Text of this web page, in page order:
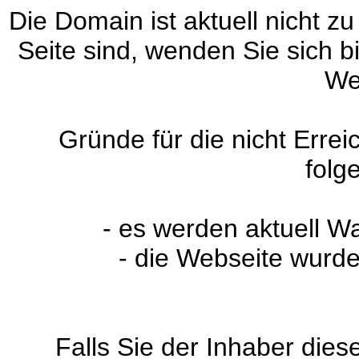
Die Domain ist aktuell nicht
Seite sind, wenden Sie sich
Gründe für die nicht
- es werden aktuell
- die Webseite
Falls Sie der Inhaber